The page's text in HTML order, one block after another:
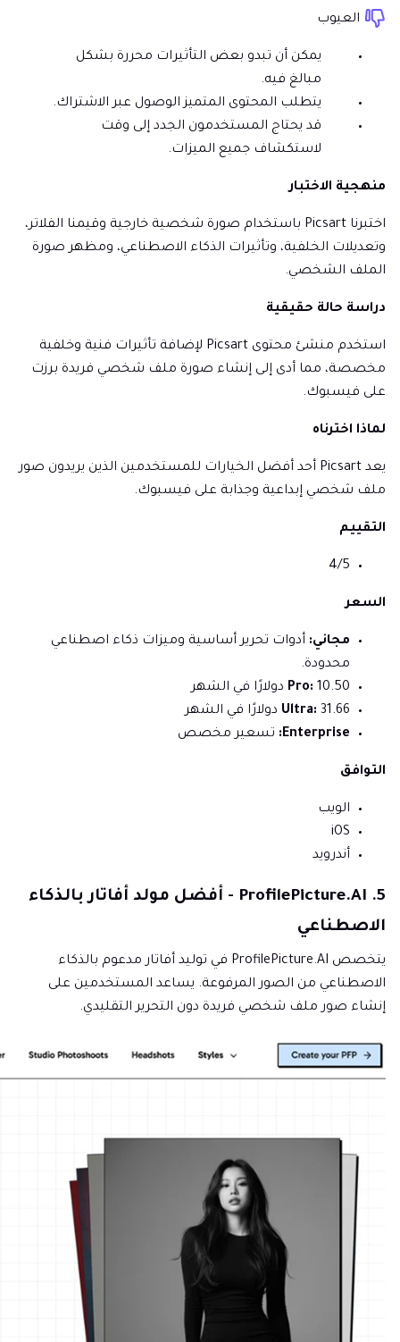
العيوب
يمكن أن تبدو بعض التأثيرات محررة بشكل
مبالغ فيه.
يتطلب المحتوى المتميز الوصول عبر الاشتراك.
قد يحتاج المستخدمون الجدد إلى وقت
لاستكشاف جميع الميزات.
منهجية الاختبار
اختبرنا Picsart باستخدام صورة شخصية خارجية وقيمنا الفلاتر،
وتعديلات الخلفية، وتأثيرات الذكاء الاصطناعي، ومظهر صورة
الملف الشخصي.
دراسة حالة حقيقية
استخدم منشئ محتوى Picsart لإضافة تأثيرات فنية وخلفية
مخصصة، مما أدى إلى إنشاء صورة ملف شخصي فريدة برزت
على فيسبوك.
لماذا اخترناه
يعد Picsart أحد أفضل الخيارات للمستخدمين الذين يريدون صور
ملف شخصي إبداعية وجذابة على فيسبوك.
التقييم
4/5
السعر
مجاني: أدوات تحرير أساسية وميزات ذكاء اصطناعي
محدودة.
Pro: 10.50 دولارًا في الشهر
Ultra: 31.66 دولارًا في الشهر
Enterprise:
تسعير مخصص
التوافق
الويب
iOS
أندرويد
5. ProfilePicture.AI - أفضل مولد أفاتار بالذكاء
الاصطناعي
يتخصص ProfilePicture.AI في توليد أفاتار مدعوم بالذكاء
الاصطناعي من الصور المرفوعة. يساعد المستخدمين على
إنشاء صور ملف شخصي فريدة دون التحرير التقليدي.